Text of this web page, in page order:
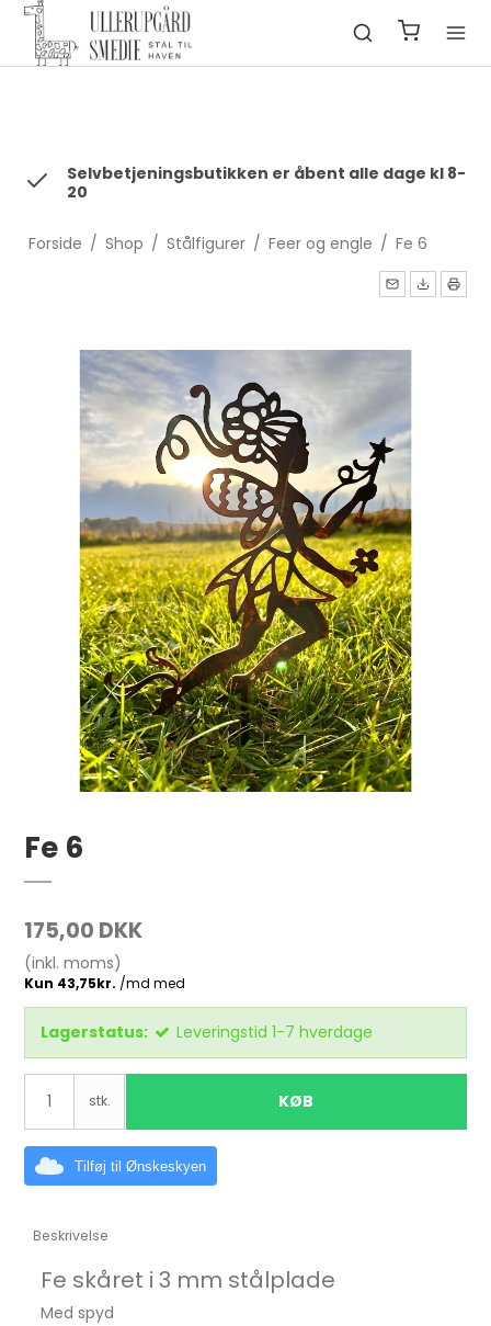
fbq('init', '1322550991547406', { em: 'email@email.com', //
Values will be hashed automatically by the pixel using SHA-256
ph: '1234567890', ... });
Selvbetjeningsbutikken er åbent alle dage kl 8-
20
Forside / Shop / Stålfigurer / Feer og engle / Fe 6
Fe 6
175,00 DKK
(inkl. moms)
Lagerstatus: Leveringstid 1-7 hverdage
stk. KØB
Tilføj til Ønskeskyen
Beskrivelse
Fe skåret i 3 mm stålplade
Med spyd